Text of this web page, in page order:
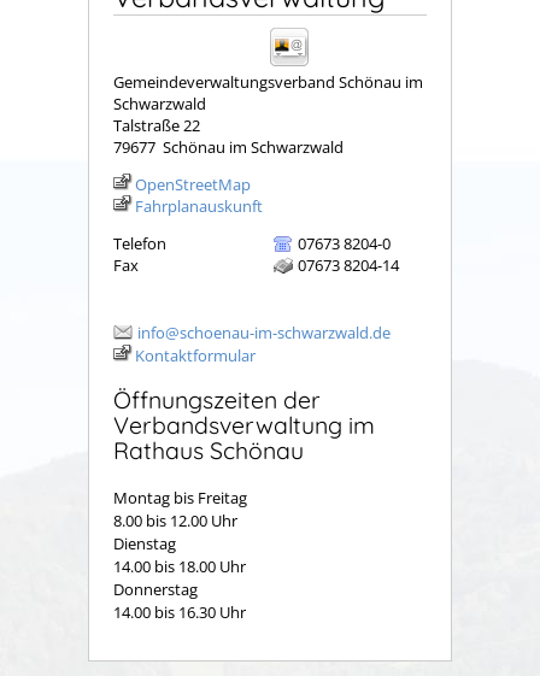
Gemeindeverwaltungsverband Schönau im
Schwarzwald
Talstraße 22
79677 Schönau im Schwarzwald
OpenStreetMap
Fahrplanauskunft
Telefon
07673 8204-0
Fax
07673 8204-14
info@schoenau-im-schwarzwald.de
Kontaktformular
Öffnungszeiten der
Verbandsverwaltung im
Rathaus Schönau
Montag bis Freitag
8.00 bis 12.00 Uhr
Dienstag
14.00 bis 18.00 Uhr
Donnerstag
14.00 bis 16.30 Uhr